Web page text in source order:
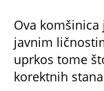
Ova
javnim
uprkos tome
korektnih